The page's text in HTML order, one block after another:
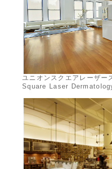
ユニオンスクエアレーザ
Square Laser